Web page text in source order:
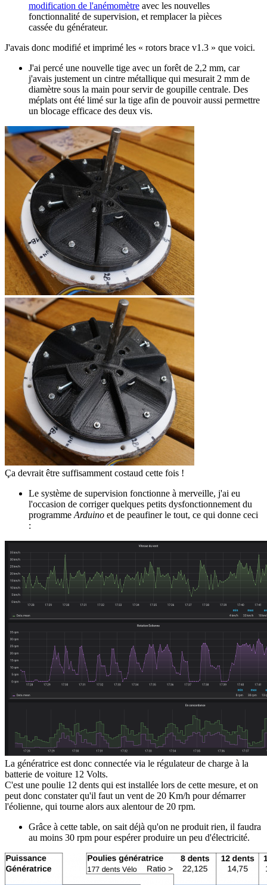
modification de l'anémomètre avec les nouvelles
fonctionnalité de supervision, et remplacer la pièces
cassée du générateur.
J'avais donc modifié et imprimé les « rotors brace v1.3 » que voici.
J'ai percé une nouvelle tige avec un forêt de 2,2 mm, car
j'avais justement un cintre métallique qui mesurait 2 mm de
diamètre sous la main pour servir de goupille centrale. Des
méplats ont été limé sur la tige afin de pouvoir aussi permettre
un blocage efficace des deux vis.
Ça devrait être suffisamment costaud cette fois !
Le système de supervision fonctionne à merveille, j'ai eu
l'occasion de corriger quelques petits dysfonctionnement du
programme Arduino et de peaufiner le tout, ce qui donne ceci
:
La génératrice est donc connectée via le régulateur de charge à la
batterie de voiture 12 Volts.
C'est une poulie 12 dents qui est installée lors de cette mesure, et on
peut donc constater qu'il faut un vent de 20 Km/h pour démarrer
l'éolienne, qui tourne alors aux alentour de 20 rpm.
Grâce à cette table, on sait déjà qu'on ne produit rien, il faudra
au moins 30 rpm pour espérer produire un peu d'électricité.